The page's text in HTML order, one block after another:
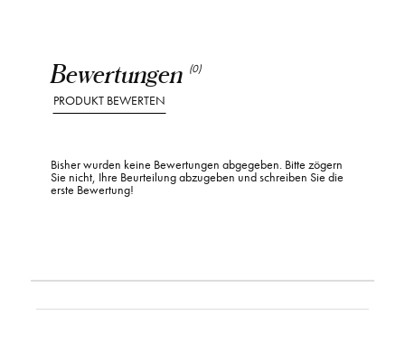
Bewertungen (0)
PRODUKT BEWERTEN
Bisher wurden keine Bewertungen abgegeben. Bitte zögern
Sie nicht, Ihre Beurteilung abzugeben und schreiben Sie die
erste Bewertung!